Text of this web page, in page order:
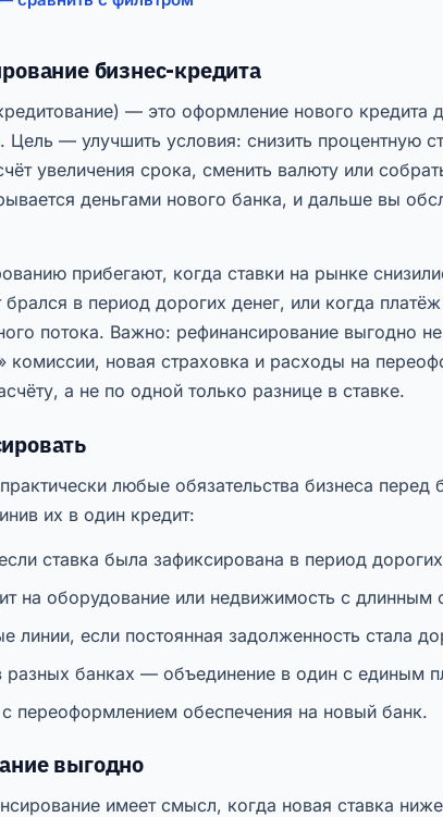
бизнес-кредита
— это оформление нового кредита
Цель — улучшить условия: снизить процентную
увеличения срока, сменить валюту или
деньгами нового банка, и дальше вы
прибегают, когда ставки на рынке
брался в период дорогих денег, или когда
потока. Важно: рефинансирование выгодно
комиссии, новая страховка и расходы на
а не по одной только разнице в ставке.
любые обязательства бизнеса
их в один кредит:
ставка была зафиксирована в период
на оборудование или недвижимость с длинным
линии, если постоянная задолженность стала
разных банках — объединение в один с единым
переоформлением обеспечения на новый банк.
выгодно
имеет смысл, когда новая ставка